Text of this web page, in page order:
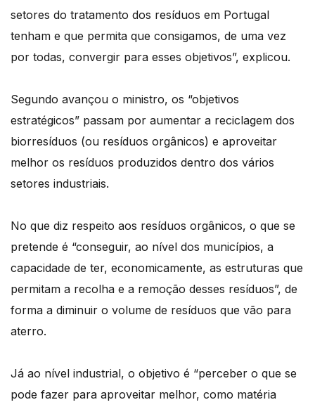
setores do tratamento dos resíduos em Portugal
tenham e que permita que consigamos, de uma vez
por todas, convergir para esses objetivos”, explicou.
Segundo avançou o ministro, os “objetivos
estratégicos” passam por aumentar a reciclagem dos
biorresíduos (ou resíduos orgânicos) e aproveitar
melhor os resíduos produzidos dentro dos vários
setores industriais.
No que diz respeito aos resíduos orgânicos, o que se
pretende é “conseguir, ao nível dos municípios, a
capacidade de ter, economicamente, as estruturas que
permitam a recolha e a remoção desses resíduos”, de
forma a diminuir o volume de resíduos que vão para
aterro.
Já ao nível industrial, o objetivo é “perceber o que se
pode fazer para aproveitar melhor, como matéria